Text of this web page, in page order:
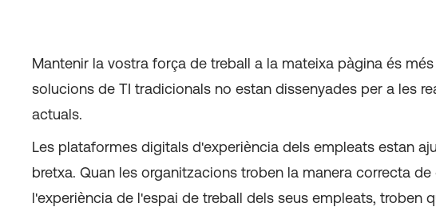
Mantenir la vostra força de treball a la mateixa pàgina és
solucions de TI tradicionals no estan dissenyades per a les
actuals.
Les plataformes digitals d'experiència dels empleats estan
bretxa. Quan les organitzacions troben la manera correcta
l'experiència de l'espai de treball dels seus empleats, troben